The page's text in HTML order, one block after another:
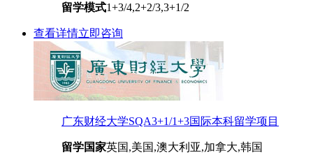
留学模式1+3/4,2+2/3,3+1/2
查看详情立即咨询
广东财经大学SQA3+1/1+3国际本科留学项目
留学国家英国,美国,澳大利亚,加拿大,韩国